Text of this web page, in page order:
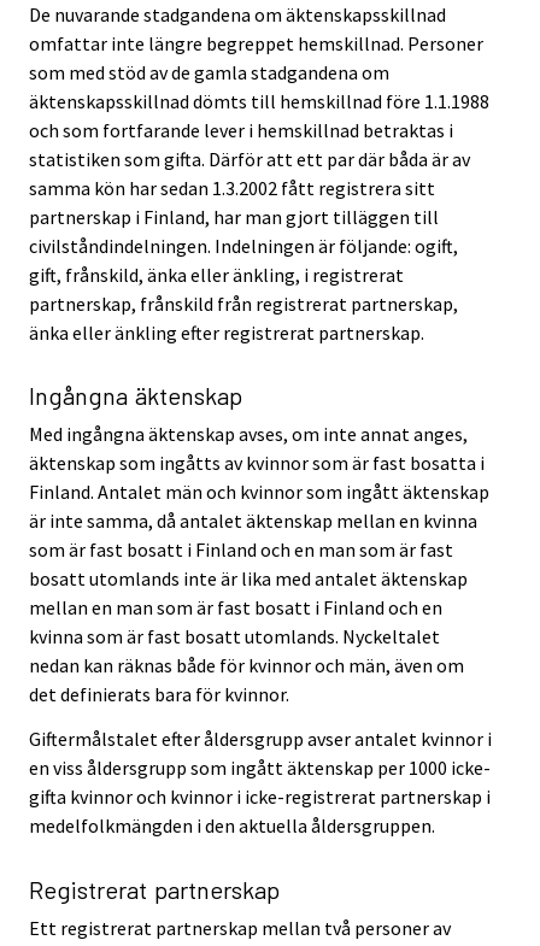
De nuvarande stadgandena om äktenskapsskillnad
omfattar inte längre begreppet hemskillnad. Personer
som med stöd av de gamla stadgandena om
äktenskapsskillnad dömts till hemskillnad före 1.1.1988
och som fortfarande lever i hemskillnad betraktas i
statistiken som gifta. Därför att ett par där båda är av
samma kön har sedan 1.3.2002 fått registrera sitt
partnerskap i Finland, har man gjort tilläggen till
civilståndindelningen. Indelningen är följande: ogift,
gift, frånskild, änka eller änkling, i registrerat
partnerskap, frånskild från registrerat partnerskap,
änka eller änkling efter registrerat partnerskap.
Ingångna äktenskap
Med ingångna äktenskap avses, om inte annat anges,
äktenskap som ingåtts av kvinnor som är fast bosatta i
Finland. Antalet män och kvinnor som ingått äktenskap
är inte samma, då antalet äktenskap mellan en kvinna
som är fast bosatt i Finland och en man som är fast
bosatt utomlands inte är lika med antalet äktenskap
mellan en man som är fast bosatt i Finland och en
kvinna som är fast bosatt utomlands. Nyckeltalet
nedan kan räknas både för kvinnor och män, även om
det definierats bara för kvinnor.
Giftermålstalet efter åldersgrupp avser antalet kvinnor i
en viss åldersgrupp som ingått äktenskap per 1000 icke-
gifta kvinnor och kvinnor i icke-registrerat partnerskap i
medelfolkmängden i den aktuella åldersgruppen.
Registrerat partnerskap
Ett registrerat partnerskap mellan två personer av